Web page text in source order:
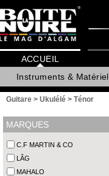
ACCUEIL
Instruments & Matériel
Guitare > Ukulélé > Ténor
MARQUES
C.F MARTIN & CO
LÂG
MAHALO